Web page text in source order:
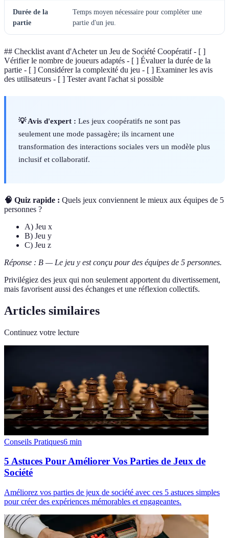
Durée de la
partie
Temps moyen nécessaire pour compléter une
partie d'un jeu.
## Checklist avant d'Acheter un Jeu de Société Coopératif - [ ]
Vérifier le nombre de joueurs adaptés - [ ] Évaluer la durée de la
partie - [ ] Considérer la complexité du jeu - [ ] Examiner les avis
des utilisateurs - [ ] Tester avant l'achat si possible
💡 Avis d'expert : Les jeux coopératifs ne sont pas
seulement une mode passagère; ils incarnent une
transformation des interactions sociales vers un modèle plus
inclusif et collaboratif.
🧠 Quiz rapide : Quels jeux conviennent le mieux aux équipes de 5
personnes ?
A) Jeu x
B) Jeu y
C) Jeu z
Réponse : B — Le jeu y est conçu pour des équipes de 5 personnes.
Privilégiez des jeux qui non seulement apportent du divertissement,
mais favorisent aussi des échanges et une réflexion collectifs.
Articles similaires
Continuez votre lecture
Conseils Pratiques6 min
5 Astuces Pour Améliorer Vos Parties de Jeux de
Société
Améliorez vos parties de jeux de société avec ces 5 astuces simples
pour créer des expériences mémorables et engageantes.